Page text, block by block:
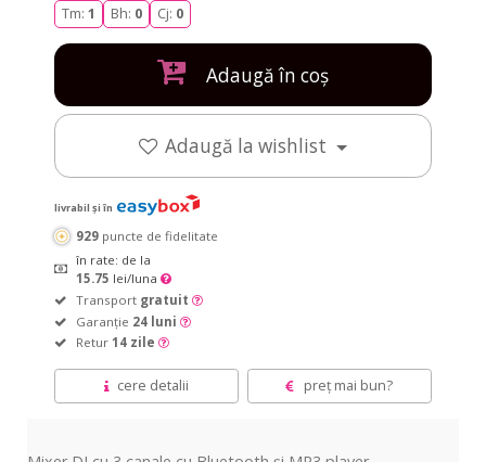
Tm: 1 Bh: 0 Cj: 0
Adaugă în coș
Adaugă la wishlist
livrabil și în
929 puncte de fidelitate
în rate: de la
15.75 lei/luna
Transport gratuit
Garanție 24 luni
Retur 14 zile
cere detalii preț mai bun?